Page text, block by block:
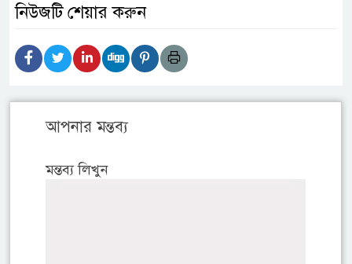
নিউজটি শেয়ার করুন
আপনার মন্তব্য
মন্তব্য লিখুন